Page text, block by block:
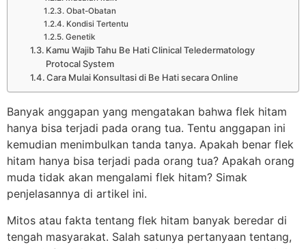
Obat-Obatan
Kondisi Tertentu
Genetik
Kamu Wajib Tahu Be Hati Clinical Teledermatology
Protocal System
Cara Mulai Konsultasi di Be Hati secara Online
Banyak anggapan yang mengatakan bahwa flek hitam
hanya bisa terjadi pada orang tua. Tentu anggapan ini
kemudian menimbulkan tanda tanya. Apakah benar flek
hitam hanya bisa terjadi pada orang tua? Apakah orang
muda tidak akan mengalami flek hitam? Simak
penjelasannya di artikel ini.
Mitos atau fakta tentang flek hitam banyak beredar di
tengah masyarakat. Salah satunya pertanyaan tentang,